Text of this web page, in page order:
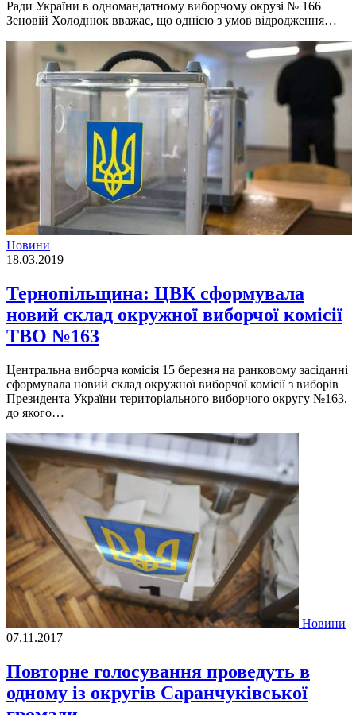
Ради України в одномандатному виборчому окрузі № 166
Зеновій Холоднюк вважає, що однією з умов відродження…
Новини
18.03.2019
Тернопільщина: ЦВК сформувала
новий склад окружної виборчої комісії
ТВО №163
Центральна виборча комісія 15 березня на ранковому засіданні
сформувала новий склад окружної виборчої комісії з виборів
Президента України територіального виборчого округу №163,
до якого…
Новини
07.11.2017
Повторне голосування проведуть в
одному із округів Саранчуківської